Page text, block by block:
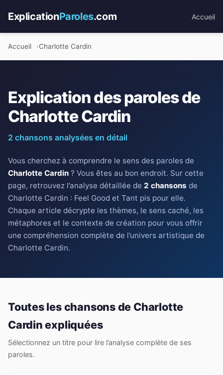
ExplicationParoles.com Accueil
Accueil Charlotte Cardin
Explication des paroles de
Charlotte Cardin
2 chansons analysées en détail
Vous cherchez à comprendre le sens des paroles de
Charlotte Cardin ? Vous êtes au bon endroit. Sur cette
page, retrouvez l’analyse détaillée de 2 chansons de
Charlotte Cardin : Feel Good et Tant pis pour elle.
Chaque article décrypte les thèmes, le sens caché, les
métaphores et le contexte de création pour vous offrir
une compréhension complète de l’univers artistique de
Charlotte Cardin.
Toutes les chansons de Charlotte
Cardin expliquées
Sélectionnez un titre pour lire l’analyse complète de ses
paroles.